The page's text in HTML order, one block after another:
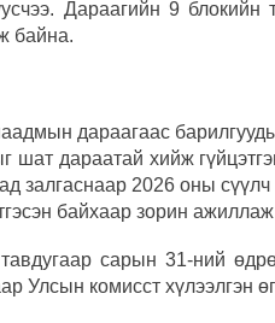
Дараагийн 9
байна.
дараагаас
шат дараатай хийж
залгаснаар 2026 оны
байхаар зорин
сарын 31-ний
Улсын комисст хүлээлгэн